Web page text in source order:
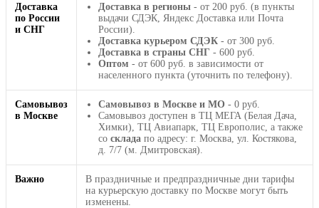
Доставка
по России
и СНГ
Доставка в регионы - от 200 руб. (в пункты
выдачи СДЭК, Яндекс Доставка или Почта
России).
Доставка курьером СДЭК - от 300 руб.
Доставка в страны СНГ - 600 руб.
Оптом - от 600 руб. в зависимости от
населенного пункта (уточнить по телефону).
Самовывоз
в Москве
Самовывоз в Москве и МО - 0 руб.
Самовывоз доступен в ТЦ МЕГА (Белая Дача,
Химки), ТЦ Авиапарк, ТЦ Европолис, а также
со склада по адресу: г. Москва, ул. Костякова,
д. 7/7 (м. Дмитровская).
Важно
В праздничные и предпраздничные дни тарифы
на курьерскую доставку по Москве могут быть
изменены.